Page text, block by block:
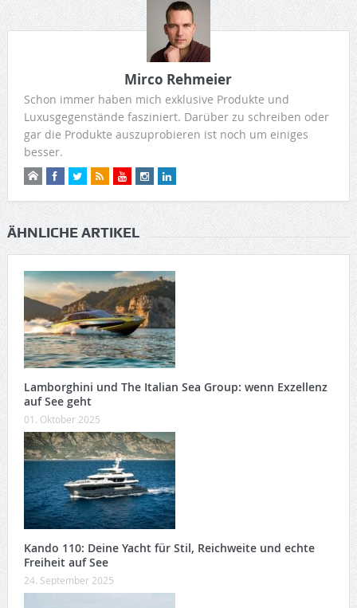
Mirco Rehmeier
Schon immer haben mich exklusive Produkte und
Luxusgegenstände fasziniert. Darüber zu schreiben oder
gar die Produkte auszuprobieren ist noch um einiges
besser.
ÄHNLICHE ARTIKEL
Lamborghini und The Italian Sea Group: wenn Exzellenz
auf See geht
01. Oktober 2025
Kando 110: Deine Yacht für Stil, Reichweite und echte
Freiheit auf See
24. September 2025